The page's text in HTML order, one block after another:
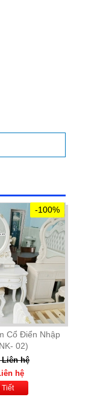
-100%
Cổ Điển Nhập
02)
Liên hệ
hệ
Tiết